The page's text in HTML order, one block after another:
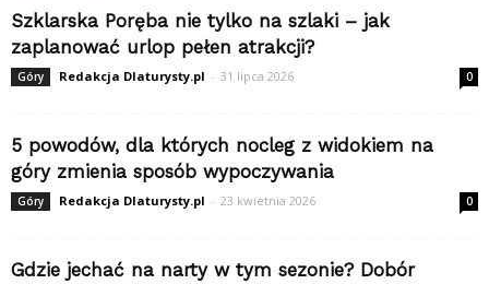
Szklarska Poręba nie tylko na szlaki – jak
zaplanować urlop pełen atrakcji?
Góry Redakcja Dlaturysty.pl - 31 lipca 2026 0
5 powodów, dla których nocleg z widokiem na
góry zmienia sposób wypoczywania
Góry Redakcja Dlaturysty.pl - 23 kwietnia 2026 0
Gdzie jechać na narty w tym sezonie? Dobór